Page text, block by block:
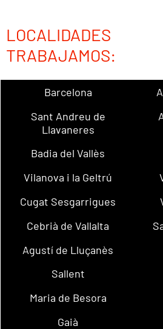
TRABAJAMOS:
Barcelona
Sant Andreu de
Llavaneres
Badia del Vallès
Vilanova i la Geltrú
Cugat Sesgarrigues
Cebrià de Vallalta
Agustí de Lluçanès
Sallent
Maria de Besora
Gaià